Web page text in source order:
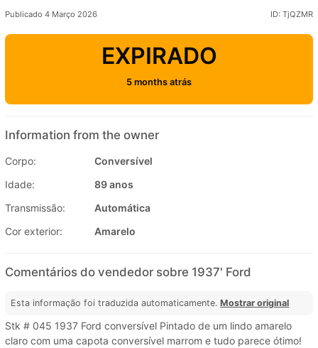
Publicado 4 Março 2026 ID: TjQZMR
EXPIRADO
5 months atrás
Information from the owner
Corpo:
Conversível
Idade:
89 anos
Transmissão:
Automática
Cor exterior:
Amarelo
Comentários do vendedor sobre 1937' Ford
Esta informação foi traduzida automaticamente. Mostrar original
Stk # 045 1937 Ford conversível Pintado de um lindo amarelo
claro com uma capota conversível marrom e tudo parece ótimo!